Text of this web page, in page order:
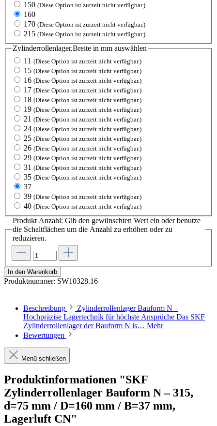
150 (Diese Option ist zurzeit nicht verfügbar.)
160
170 (Diese Option ist zurzeit nicht verfügbar.)
215 (Diese Option ist zurzeit nicht verfügbar.)
Zylinderrollenlager.Breite in mm auswählen
11 (Diese Option ist zurzeit nicht verfügbar.)
15 (Diese Option ist zurzeit nicht verfügbar.)
16 (Diese Option ist zurzeit nicht verfügbar.)
17 (Diese Option ist zurzeit nicht verfügbar.)
18 (Diese Option ist zurzeit nicht verfügbar.)
19 (Diese Option ist zurzeit nicht verfügbar.)
21 (Diese Option ist zurzeit nicht verfügbar.)
24 (Diese Option ist zurzeit nicht verfügbar.)
25 (Diese Option ist zurzeit nicht verfügbar.)
26 (Diese Option ist zurzeit nicht verfügbar.)
29 (Diese Option ist zurzeit nicht verfügbar.)
31 (Diese Option ist zurzeit nicht verfügbar.)
35 (Diese Option ist zurzeit nicht verfügbar.)
37
39 (Diese Option ist zurzeit nicht verfügbar.)
40 (Diese Option ist zurzeit nicht verfügbar.)
Produkt Anzahl: Gib den gewünschten Wert ein oder benutze
die Schaltflächen um die Anzahl zu erhöhen oder zu
reduzieren.
In den Warenkorb
Produktnummer: SW10328.16
Beschreibung
Zylinderrollenlager Bauform N –
Hochpräzise Lagertechnik für höchste Ansprüche Das SKF
Zylinderrollenlager der Bauform N is… Mehr
Bewertungen
Menü schließen
Produktinformationen "SKF
Zylinderrollenlager Bauform N – 315,
d=75 mm / D=160 mm / B=37 mm,
Lagerluft CN"